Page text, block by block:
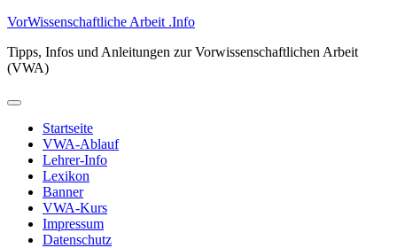
Zum
springen
VorWissenschaftliche Arbeit .Info
Tipps, Infos und Anleitungen zur Vorwissenschaftlichen Arbeit
(VWA)
Primäres
Startseite
VWA-Ablauf
Lehrer-Info
Lexikon
Banner
VWA-Kurs
Impressum
Datenschutz